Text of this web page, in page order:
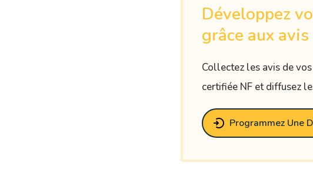
Développez
grâce aux
Collectez les avis de
certifiée NF et diffusez
Programmez Une